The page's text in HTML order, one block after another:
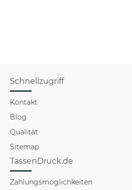
Schnellzugriff
Kontakt
Blog
Qualität
Sitemap
TassenDruck.de
Zahlungsmöglichkeiten